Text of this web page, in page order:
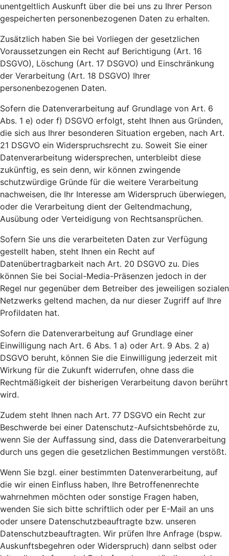
unentgeltlich Auskunft über die bei uns zu Ihrer Person
gespeicherten personenbezogenen Daten zu erhalten.
Zusätzlich haben Sie bei Vorliegen der gesetzlichen
Voraussetzungen ein Recht auf Berichtigung (Art. 16
DSGVO), Löschung (Art. 17 DSGVO) und Einschränkung
der Verarbeitung (Art. 18 DSGVO) Ihrer
personenbezogenen Daten.
Sofern die Datenverarbeitung auf Grundlage von Art. 6
Abs. 1 e) oder f) DSGVO erfolgt, steht Ihnen aus Gründen,
die sich aus Ihrer besonderen Situation ergeben, nach Art.
21 DSGVO ein Widerspruchsrecht zu. Soweit Sie einer
Datenverarbeitung widersprechen, unterbleibt diese
zukünftig, es sein denn, wir können zwingende
schutzwürdige Gründe für die weitere Verarbeitung
nachweisen, die Ihr Interesse am Widerspruch überwiegen,
oder die Verarbeitung dient der Geltendmachung,
Ausübung oder Verteidigung von Rechtsansprüchen.
Sofern Sie uns die verarbeiteten Daten zur Verfügung
gestellt haben, steht Ihnen ein Recht auf
Datenübertragbarkeit nach Art. 20 DSGVO zu. Dies
können Sie bei Social-Media-Präsenzen jedoch in der
Regel nur gegenüber dem Betreiber des jeweiligen sozialen
Netzwerks geltend machen, da nur dieser Zugriff auf Ihre
Profildaten hat.
Sofern die Datenverarbeitung auf Grundlage einer
Einwilligung nach Art. 6 Abs. 1 a) oder Art. 9 Abs. 2 a)
DSGVO beruht, können Sie die Einwilligung jederzeit mit
Wirkung für die Zukunft widerrufen, ohne dass die
Rechtmäßigkeit der bisherigen Verarbeitung davon berührt
wird.
Zudem steht Ihnen nach Art. 77 DSGVO ein Recht zur
Beschwerde bei einer Datenschutz-Aufsichtsbehörde zu,
wenn Sie der Auffassung sind, dass die Datenverarbeitung
durch uns gegen die gesetzlichen Bestimmungen verstößt.
Wenn Sie bzgl. einer bestimmten Datenverarbeitung, auf
die wir einen Einfluss haben, Ihre Betroffenenrechte
wahrnehmen möchten oder sonstige Fragen haben,
wenden Sie sich bitte schriftlich oder per E-Mail an uns
oder unsere Datenschutzbeauftragte bzw. unseren
Datenschutzbeauftragten. Wir prüfen Ihre Anfrage (bspw.
Auskunftsbegehren oder Widerspruch) dann selbst oder